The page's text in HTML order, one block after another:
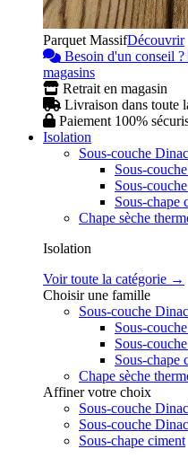
Parquet MassifDécouvrir
Besoin d'un conseil ?
magasins
Retrait en magasin
Livraison dans toute
Paiement 100%
Isolation
Sous-couche
Sous-
Sous-
Sous-chape
Chape sèche
Isolation
Voir toute la catégorie →
Choisir une famille
Sous-couche
Sous-
Sous-
Sous-chape
Chape sèche
Affiner votre choix
Sous-couche
Sous-couche
Sous-chape ciment